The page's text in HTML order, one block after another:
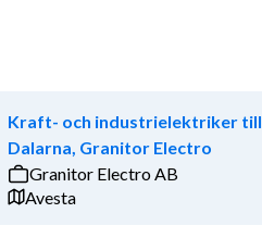
Kraft- och industrielektriker till
Dalarna, Granitor Electro
Granitor Electro AB
Avesta